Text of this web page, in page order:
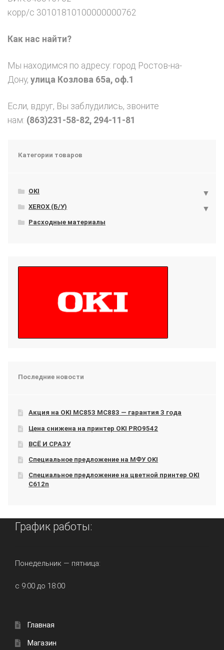
корр/с 30101810100000000762
Как нас найти?
Мы находимся по адресу: город Ростов-на-
Дону, улица Козлова 65а, оф.1
Если, вдруг, Вы заблудились, звоните
нам: (863)231-58-82, 294-11-81
Категории товаров
OKI
XEROX (Б/У)
Расходные материалы
Последние новости
Акция на OKI МС853 МС883 — гарантия 3 года
Цена снижена на принтер OKI PRO9542
ВСЁ И СРАЗУ
Специальное предложение на МФУ OKI
Специальное предложение на цветной принтер OKI
C612n
График работы:
Понедельник — пятница:
с 9:00 до 18:00
Главная
Магазин